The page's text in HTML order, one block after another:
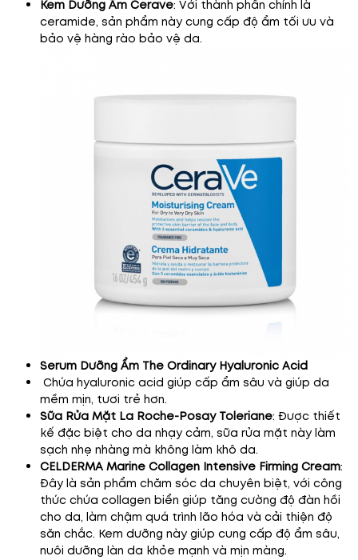
Kem Dưỡng Ẩm Cerave: Với thành phần chính là
ceramide, sản phẩm này cung cấp độ ẩm tối ưu và
bảo vệ hàng rào bảo vệ da.
Serum Dưỡng Ẩm The Ordinary Hyaluronic Acid
Chứa hyaluronic acid giúp cấp ẩm sâu và giúp da
mềm mịn, tươi trẻ hơn.
Sữa Rửa Mặt La Roche-Posay Toleriane: Được thiết
kế đặc biệt cho da nhạy cảm, sữa rửa mặt này làm
sạch nhẹ nhàng mà không làm khô da.
CELDERMA Marine Collagen Intensive Firming Cream:
Đây là sản phẩm chăm sóc da chuyên biệt, với công
thức chứa collagen biển giúp tăng cường độ đàn hồi
cho da, làm chậm quá trình lão hóa và cải thiện độ
săn chắc. Kem dưỡng này giúp cung cấp độ ẩm sâu,
nuôi dưỡng làn da khỏe mạnh và mịn màng.